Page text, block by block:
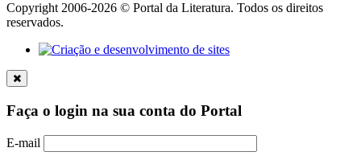
Copyright 2006-2026 © Portal da Literatura. Todos os direitos
reservados.
Faça o login na sua conta do Portal
E-mail